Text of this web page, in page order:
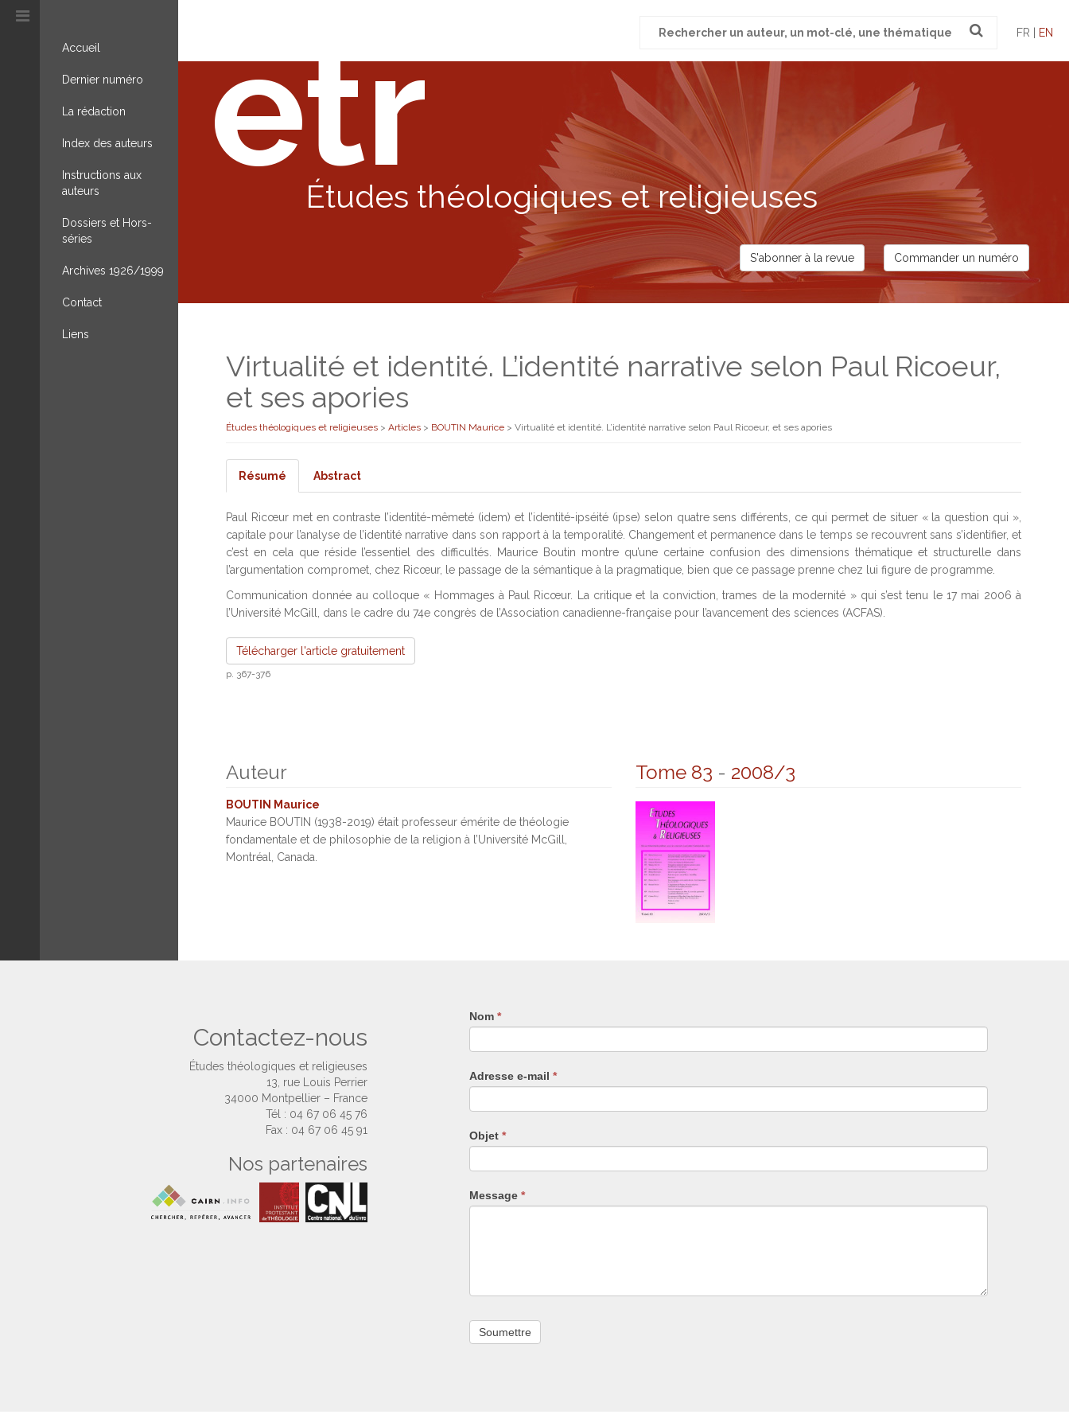
Accueil
Dernier numéro
La rédaction
Index des auteurs
Instructions aux
auteurs
Dossiers et Hors-
séries
Archives 1926/1999
Contact
Liens
pour
FR | EN
etr
Études théologiques et religieuses
S'abonner à la revue Commander un numéro
Virtualité et identité. L’identité narrative selon Paul Ricoeur,
et ses apories
Études théologiques et religieuses > Articles > BOUTIN Maurice > Virtualité et identité. L’identité narrative selon Paul Ricoeur, et ses apories
Résumé Abstract
Paul Ricœur met en contraste l’identité-mêmeté (idem) et l’identité-ipséité (ipse) selon quatre sens différents, ce qui permet de situer « la question qui »,
capitale pour l’analyse de l’identité narrative dans son rapport à la temporalité. Changement et permanence dans le temps se recouvrent sans s’identifier, et
c’est en cela que réside l’essentiel des difficultés. Maurice Boutin montre qu’une certaine confusion des dimensions thématique et structurelle dans
l’argumentation compromet, chez Ricœur, le passage de la sémantique à la pragmatique, bien que ce passage prenne chez lui figure de programme.
Communication donnée au colloque « Hommages à Paul Ricœur. La critique et la conviction, trames de la modernité » qui s’est tenu le 17 mai 2006 à
l’Université McGill, dans le cadre du 74e congrès de l’Association canadienne-française pour l’avancement des sciences (ACFAS).
Télécharger l'article gratuitement
p. 367-376
Auteur
BOUTIN Maurice
Maurice BOUTIN (1938-2019) était professeur émérite de théologie
fondamentale et de philosophie de la religion à l’Université McGill,
Montréal, Canada.
Tome 83 - 2008/3
Contactez-nous
Études théologiques et religieuses
13, rue Louis Perrier
34000 Montpellier – France
Tél : 04 67 06 45 76
Fax : 04 67 06 45 91
Nos partenaires
Nom *
Adresse e-mail *
Objet *
Message *
Si
vous
êtes
humain,
remplissez
ce